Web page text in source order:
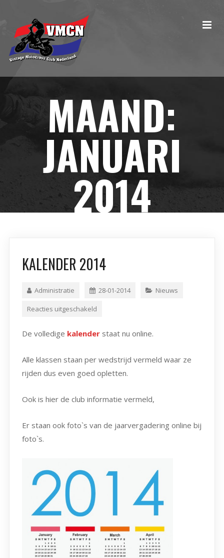
MAAND:
JANUARI
2014
KALENDER 2014
Administratie 28-01-2014 Nieuws
Reacties uitgeschakeld
De volledige kalender staat nu online.
Alle klassen staan per wedstrijd vermeld waar ze
rijden dus even goed opletten.
Ook is hier de club informatie vermeld,
Er staan ook foto`s van de jaarvergadering online bij
foto`s.